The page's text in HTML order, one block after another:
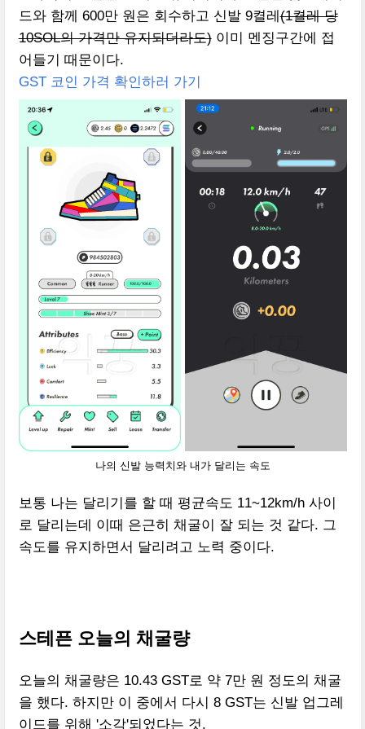
드와 함께 600만 원은 회수하고 신발 9켤레(1켤레 당
10SOL의 가격만 유지되더라도)이미 멘징구간에 접
어들기 때문이다.
GST 코인 가격 확인하러 가기
나의 신발 능력치와 내가 달리는 속도
보통 나는 달리기를 할 때 평균속도 11~12km/h 사이
로 달리는데 이때 은근히 채굴이 잘 되는 것 같다. 그
속도를 유지하면서 달리려고 노력 중이다.
스테픈 오늘의 채굴량
오늘의 채굴량은 10.43 GST로 약 7만 원 정도의 채굴
을 했다. 하지만 이 중에서 다시 8 GST는 신발 업그레
이드를 위해 '소각'되었다는 것.